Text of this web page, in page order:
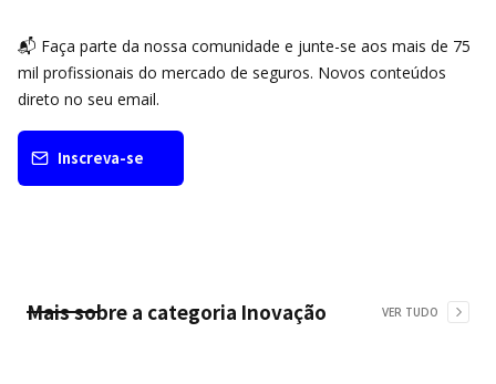
📬 Faça parte da nossa comunidade e junte-se aos mais de 75
mil profissionais do mercado de seguros. Novos conteúdos
direto no seu email.
Inscreva-se
Mais sobre a categoria Inovação VER TUDO